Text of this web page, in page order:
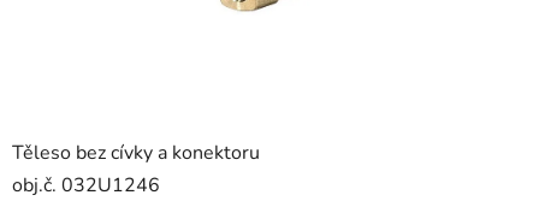
Těleso bez cívky a konektoru
obj.č. 032U1246